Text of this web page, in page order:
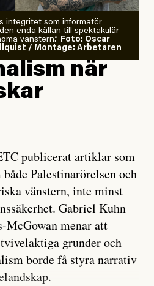
integritet som informatör
enda källan till spektakulär
vänstern.” Foto: Oscar
/ Montage: Arbetaren
när
publicerat artiklar som
Palestinarörelsen och
vänstern, inte minst
Gabriel Kuhn
McGowan menar att
grunder och
borde få styra narrativ